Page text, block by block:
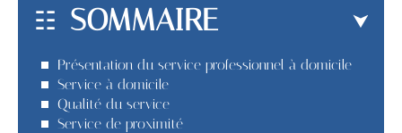
SOMMAIRE
Présentation du service professionnel à domicile
Service à domicile
Qualité du service
Service de proximité